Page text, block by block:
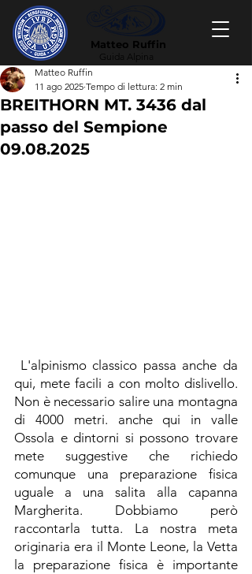
Matteo Ruffin
Guida Alpina
BREITHORN MT. 3436 dal
passo del Sempione
09.08.2025
Matteo Ruffin
11 ago 2025 Tempo di lettura: 2 min
qui, mete facili a con molto dislivello.
Non è necessario salire una montagna
di 4000 metri. anche qui in valle
Ossola e dintorni si possono trovare
mete suggestive che richiedo
comunque una preparazione fisica
uguale a una salita alla capanna
Margherita. Dobbiamo però
raccontarla tutta. La nostra meta
originaria era il Monte Leone, la Vetta
la preparazione fisica è importante